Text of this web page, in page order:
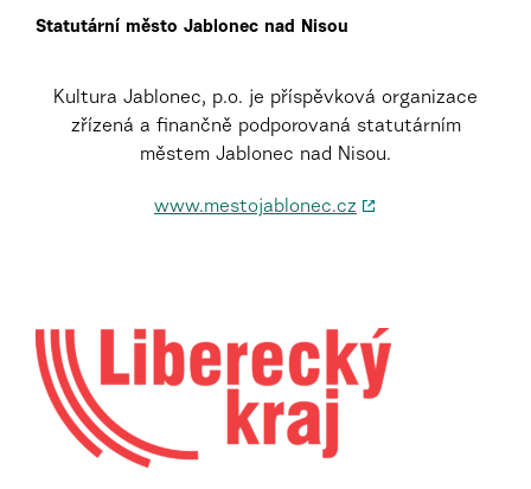
Statutární město Jablonec nad Nisou
Kultura Jablonec, p.o. je příspěvková organizace
zřízená a finančně podporovaná statutárním
městem Jablonec nad Nisou.
www.mestojablonec.cz